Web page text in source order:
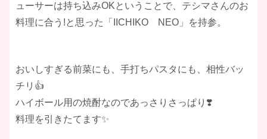
ューサーは持ち込みOKということで、テシマさんのお
料理に合う!と思った「IICHIKO NEO」を持参。
おいしすぎる前菜にも、手打ちパスタにも、相性バッ
チリ👍
ハイボール用の焼酎なのであっさりさっぱり❣️
料理を引きたてます✨